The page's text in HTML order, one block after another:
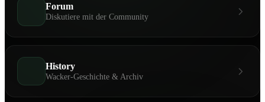
Forum
Diskutiere mit der Community
History
Wacker-Geschichte & Archiv